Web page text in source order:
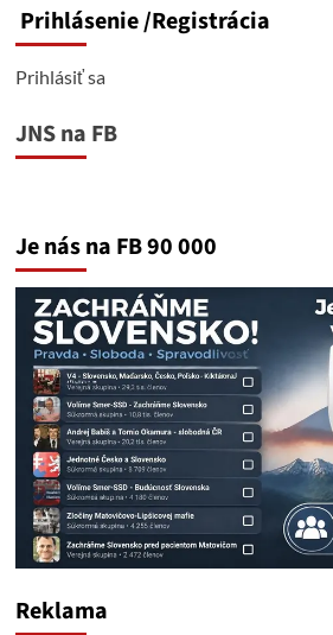
Prihlásenie/Registrácia
Prihlásiť sa
JNS na FB
Je nás na FB 90 000
Reklama